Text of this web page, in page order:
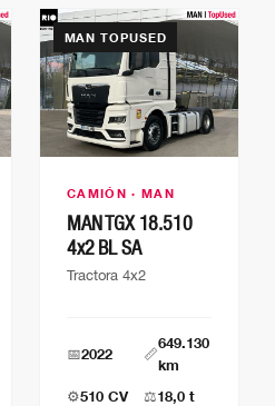
MAN TOPUSED
CAMIÓN · MAN
MAN TGX 18.510
4x2 BL SA
Tractora 4x2
📅2022 📏
649.130
km
⚙️510 CV ⚖️18,0 t